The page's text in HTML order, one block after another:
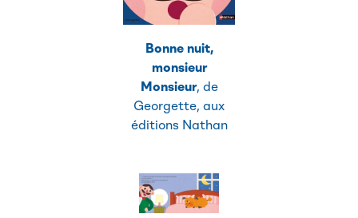
Bonne nuit,
monsieur
Monsieur, de
Georgette, aux
éditions Nathan